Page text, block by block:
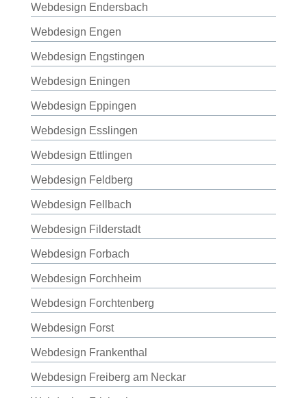
Webdesign Endersbach
Webdesign Engen
Webdesign Engstingen
Webdesign Eningen
Webdesign Eppingen
Webdesign Esslingen
Webdesign Ettlingen
Webdesign Feldberg
Webdesign Fellbach
Webdesign Filderstadt
Webdesign Forbach
Webdesign Forchheim
Webdesign Forchtenberg
Webdesign Forst
Webdesign Frankenthal
Webdesign Freiberg am Neckar